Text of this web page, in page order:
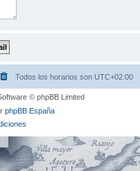
Todos los horarios son UTC+02:00
© phpBB Limited
phpBB España